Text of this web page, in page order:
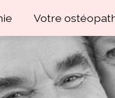
Votre